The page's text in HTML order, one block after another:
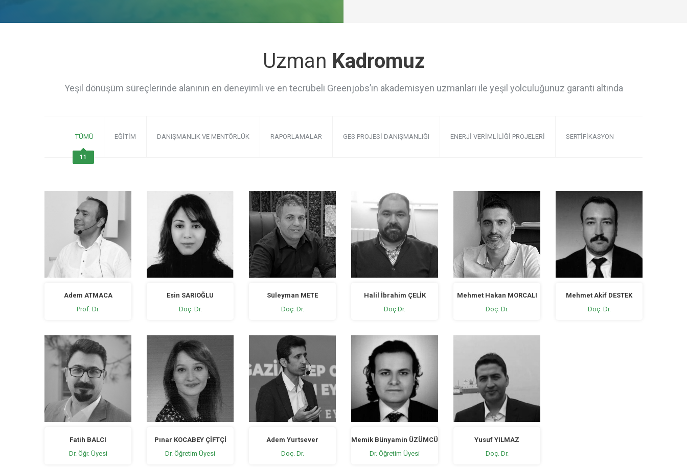
Uzman Kadromuz
Yeşil dönüşüm süreçlerinde alanının en deneyimli ve en tecrübeli Greenjobs’ın akademisyen uzmanları ile yeşil yolculuğunuz garanti altında
TÜMÜ
11
11
11
EĞITIM DANIŞMANLIK VE MENTÖRLÜK RAPORLAMALAR GES PROJESI DANIŞMANLIĞI ENERJI VERIMLILIĞI PROJELERI SERTIFIKASYON
Adem ATMACA
Prof. Dr.
Esin SARIOĞLU
Doç. Dr.
Süleyman METE
Doç. Dr.
Halil İbrahim ÇELİK
Doç.Dr.
Mehmet Hakan MORCALI
Doç. Dr.
Mehmet Akif DESTEK
Doç. Dr.
Fatih BALCI
Dr. Öğr. Üyesi
Pınar KOCABEY ÇİFTÇİ
Dr. Öğretim Üyesi
Adem Yurtsever
Doç. Dr.
Memik Bünyamin ÜZÜMCÜ
Dr. Öğretim Üyesi
Yusuf YILMAZ
Doç. Dr.